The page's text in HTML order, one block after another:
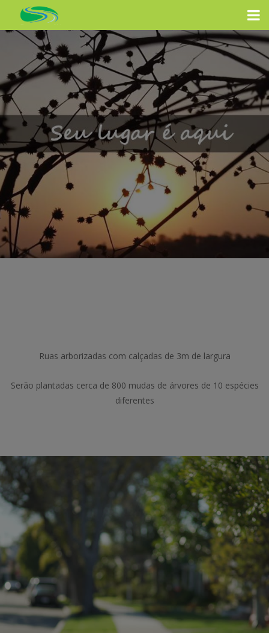
Ruas arborizadas com calçadas de 3m de largura
Serão plantadas cerca de 800 mudas de árvores de 10 espécies
diferentes